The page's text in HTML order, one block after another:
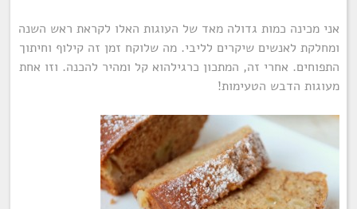
אני מכינה כמות גדולה מאד של העוגות האלו לקראת ראש השנה
ומחלקת לאנשים שיקרים לליבי. מה שלוקח זמן זה קילוף וחיתוך
התפוחים. אחרי זה, המתכון כרגילהוא קל ומהיר להכנה. וזו אחת
מעוגות הדבש הטעימות!